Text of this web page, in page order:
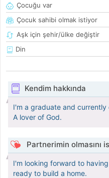
Çocuğu var
Çocuk sahibi olmak istiyor
Aşk için şehir/ülke değiştir
Din
Kendim hakkında
I'm a graduate and
A lover of God.
Partnerimin olmasını
I'm looking forward to
ready to build a home.